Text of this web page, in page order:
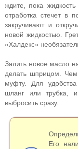
ждите, пока
отработка стечет в
закручивают и
новой жидкостью.
«Халдекс»
Залить новое масло
делать шприцом.
муфту. Для
шланг или трубка,
выбросить сразу.
Его